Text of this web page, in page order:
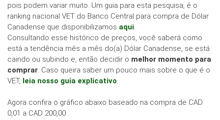
pois podem variar muito. Um guia para esta pesquisa, é o
ranking nacional VET do Banco Central para compra de Dólar
Canadense que disponibilizamos aqui.
Consultando esse histórico de preços, você saberá como
está a tendência mês a mês do(a) Dólar Canadense, se está
caindo ou subindo e, então decidir o melhor momento para
comprar. Caso queira saber um pouco mais sobre o que é o
VET, leia nosso guia explicativo.
Agora confira o gráfico abaixo baseado na compra de CAD
0,01 a CAD 200,00 .